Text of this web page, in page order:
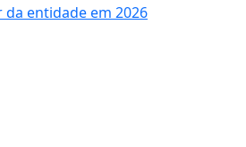
da entidade em 2026